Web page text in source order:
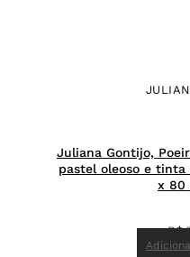
Juliana Gontijo,
pastel oleoso e tinta
x 80
R$